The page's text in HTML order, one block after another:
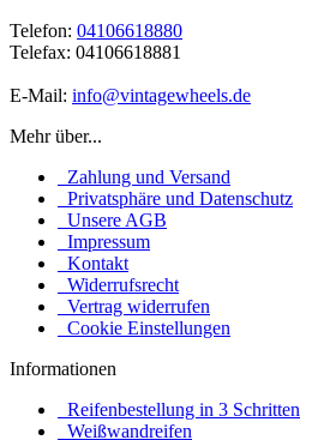
Telefon: 04106618880
Telefax: 04106618881
E-Mail: info@vintagewheels.de
Mehr über...
Zahlung und Versand
Privatsphäre und Datenschutz
Unsere AGB
Impressum
Kontakt
Widerrufsrecht
Vertrag widerrufen
Cookie Einstellungen
Informationen
Reifenbestellung in 3 Schritten
Weißwandreifen